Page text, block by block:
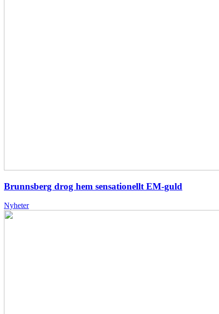
Brunnsberg drog hem sensationellt EM-guld
Nyheter